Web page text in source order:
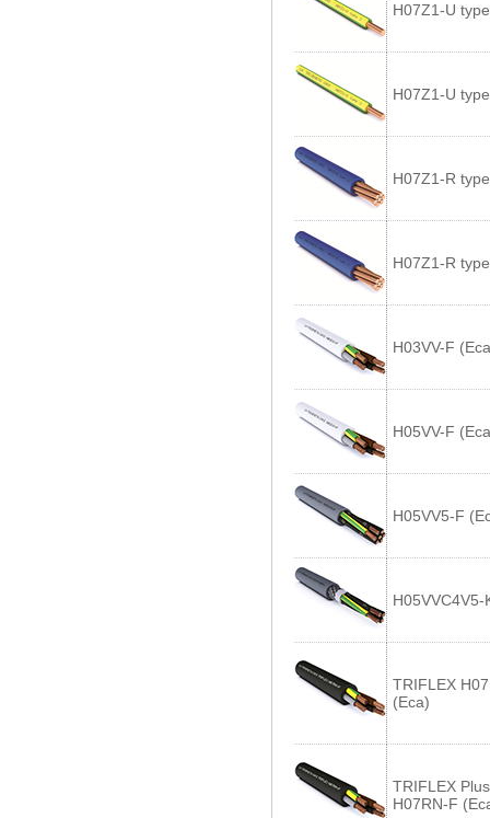
H07Z1-U
H07Z1-U
H07Z1-R
H07Z1-R
H03VV-F
H05VV-F
H05VV5-F
H05VVC4V5-
TRIFLEX
(Eca)
TRIFLEX Plus
H07RN-F